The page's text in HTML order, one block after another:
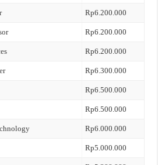
Rp6.200.000
Rp6.200.000
Rp6.200.000
Rp6.300.000
Rp6.500.000
Rp6.500.000
Rp6.000.000
Rp5.000.000